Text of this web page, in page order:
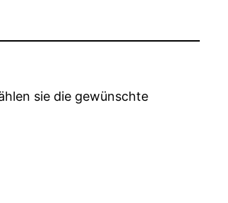
sie die gewünschte